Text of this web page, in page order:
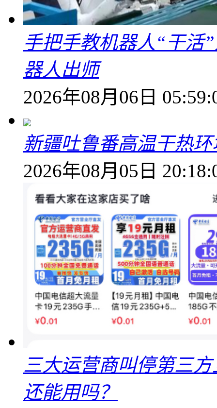
手把手教机器人“干活
器人出师
2026年08月06日
新疆吐鲁番高温干热
2026年08月05日
三大运营商叫停第三
还能用吗？